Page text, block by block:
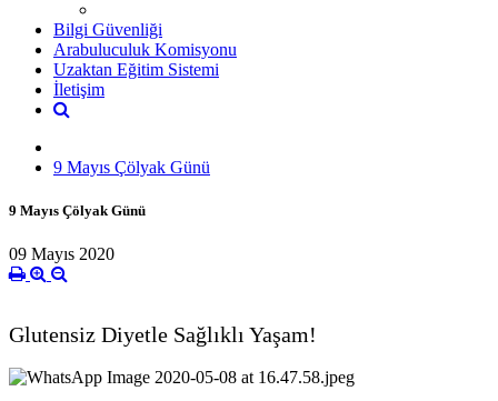
Bilgi Güvenliği
Arabuluculuk Komisyonu
Uzaktan Eğitim Sistemi
İletişim
9 Mayıs Çölyak Günü
9 Mayıs Çölyak Günü
09 Mayıs 2020
Glutensiz Diyetle Sağlıklı Yaşam!